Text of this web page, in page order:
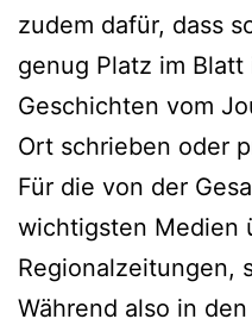
zudem dafür, dass
genug Platz im
Geschichten vom
Ort schrieben oder
Für die von der
wichtigsten Medien
Regionalzeitungen,
Während also in